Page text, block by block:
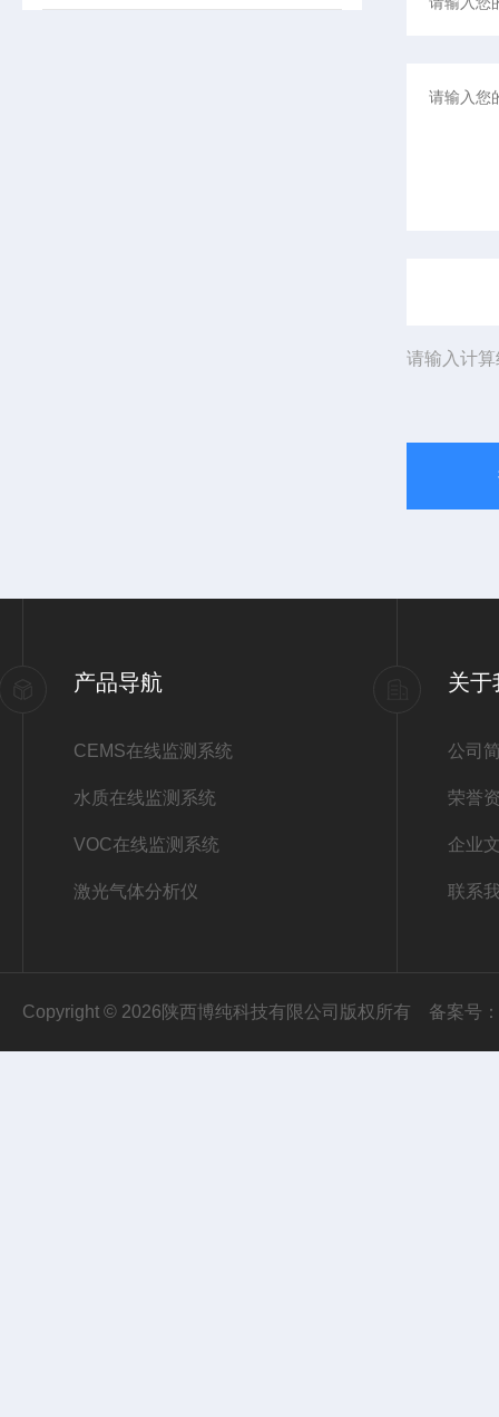
请输入计
产品导航
CEMS在线监测系统
水质在线监测系统
VOC在线监测系统
激光气体分析仪
关于
公司
荣誉
企业
联系
Copyright © 2026陕西博纯科技有限公司版权所有 备案号